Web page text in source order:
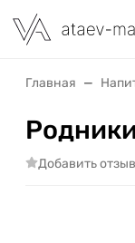
Главная
Добавить отзыв